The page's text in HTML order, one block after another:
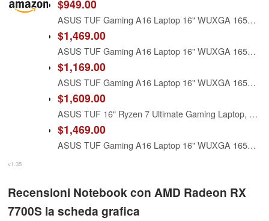
$949.00
ASUS TUF Gaming A16 Laptop 16" WUXGA 165Hz 7ms 100% sRGB AMD Octa-core Ryzen 7 7735HS 16GB RAM 1TB SSD AMD Radeon RX 7700S 8GB (>RTX4060) Backlit USB-C USB4 Fast Charging Win11 Pro w/ICP Accessory
$1,469.00
ASUS TUF Gaming A16 Laptop 16" WUXGA 165Hz 7ms 100% sRGB AMD Octa-core Ryzen 7 7735HS 32GB RAM 1TB SSD AMD Radeon RX 7700S 8GB (>RTX4060) Backlit USB-C USB4 Fast Charging Win11 Pro w/ICP Accessory
$1,169.00
ASUS TUF Gaming A16 Laptop 16" WUXGA 165Hz 100% sRGB AMD 8-core Ryzen 7 7735HS 16GB RAM 512GB SSD Radeon RX 7700S 8GB (>RTX4060) Backlit USB4 Fast Charge AI Noise Cancelation Win11 w/ICP Accessory
$1,609.00
ASUS TUF 16" Ryzen 7 Ultimate Gaming Laptop, 16" FHD+ 165Hz, AMD Ryzen 7 7735HS, AMD Radeon RX 7700S (Beats GeForce RTX 4060), 32GB DDR5 RAM, 2TB SSD, RGB Backlit KB, Wi-Fi 6, Windows 11 Home, Black
$1,469.00
ASUS TUF Gaming A16 Laptop 16" WUXGA 165Hz 100% sRGB AMD 8-core Ryzen 7 7735HS 32GB RAM 1TB SSD Radeon RX 7700S 8GB (>RTX4060) Backlit USB4 Fast Charge AI Noise Cancelation Win11 w/ICP Accessory
v1.35
Recensioni Notebook con AMD Radeon RX
7700S la scheda grafica